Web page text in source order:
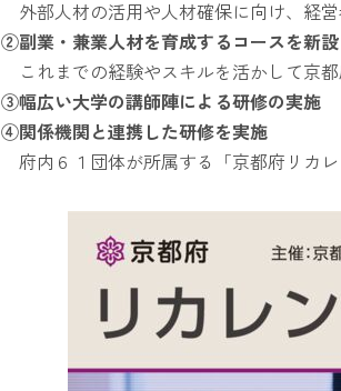
外部人材の活用や人材確保に向け、経
②副業・兼業人材を育成するコースを新
これまでの経験やスキルを活かして京
③幅広い大学の講師陣による研修の実施
④関係機関と連携した研修を実施
府内６１団体が所属する「京都府リカ